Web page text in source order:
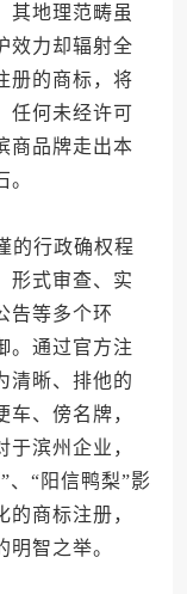
其地理范畴虽
效力却辐射全
册的商标，将
任何未经许可
商品牌走出本
行政确权程
形式审查、实
告等多个环
。通过官方注
清晰、排他的
、傍名牌，
滨州企业，
、“阳信鸭梨”影
商标注册，
智之举。